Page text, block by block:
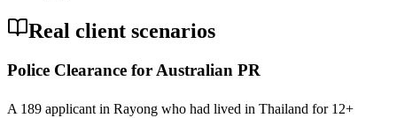
Real client scenarios
Police Clearance for Australian PR
A 189 applicant in Rayong who had lived in Thailand for 12+